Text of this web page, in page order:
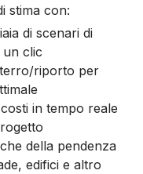
stima con:
di scenari di
clic
riporto per
in tempo reale
della pendenza
edifici e altro